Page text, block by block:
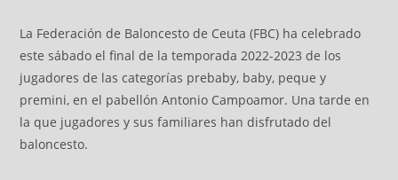
La Federación de Baloncesto de Ceuta (FBC) ha celebrado
este sábado el final de la temporada 2022-2023 de los
jugadores de las categorías prebaby, baby, peque y
premini, en el pabellón Antonio Campoamor. Una tarde en
la que jugadores y sus familiares han disfrutado del
baloncesto.